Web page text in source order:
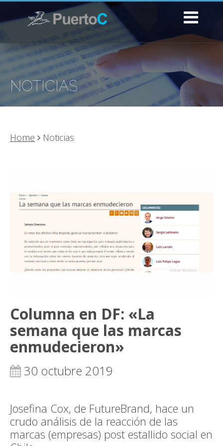
NOTICIAS
Home Noticias
Columna en DF: «La
semana que las marcas
enmudecieron»
30 octubre 2019
Josefina Cox, de FutureBrand, hace un
crudo análisis de la reacción de las
marcas (empresas) post estallido social en